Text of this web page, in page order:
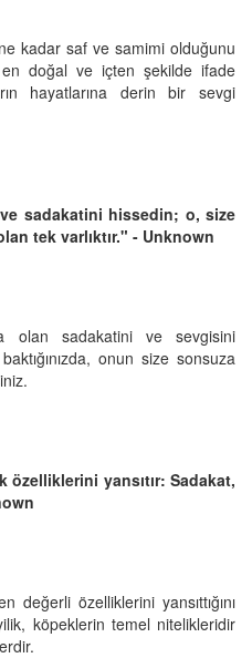
kadar saf ve samimi olduğunu
en doğal ve içten şekilde ifade
hayatlarına derin bir sevgi
sadakatini hissedin; o, size
tek varlıktır." - Unknown
olan sadakatini ve sevgisini
onun size sonsuza
yansıtır: Sadakat,
değerli özelliklerini yansıttığını
köpeklerin temel nitelikleridir